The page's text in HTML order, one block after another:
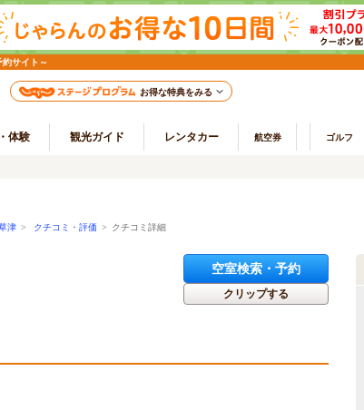
サイト～
お得な特典をみる
体験 観光ガイド レンタカー 航空券 ゴルフ
津 > クチコミ・評価 > クチコミ詳細
空室検索・予約
クリップする